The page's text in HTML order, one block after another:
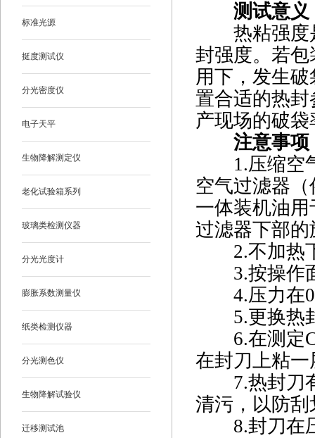
标准光源
挺度测试仪
分光密度仪
电子天平
生物降解测定仪
老化试验箱系列
玻璃类检测仪器
分光光度计
膨胀系数测量仪
纸类检测仪器
分光测色仪
生物降解试验仪
迁移测试池
测试意义
热粘强度是
封强度。若
用下，发生
置合适的热
产现场的破
注意事项
1.压缩空
空气过滤器
一体装机油
过滤器下部
2.不加热
3.按操作
4.压力在
5.更换热
6.在测定
在封刀上粘
7.热封刀
清污，以防刮
8.封刀在